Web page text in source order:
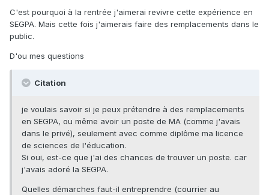
C'est pourquoi à la rentrée j'aimerai revivre cette expérience en
SEGPA. Mais cette fois j'aimerais faire des remplacements dans le
public.
D'ou mes questions
Citation
je voulais savoir si je peux prétendre à des remplacements
en SEGPA, ou même avoir un poste de MA (comme j'avais
dans le privé), seulement avec comme diplôme ma licence
de sciences de l'éducation.
Si oui, est-ce que j'ai des chances de trouver un poste. car
j'avais adoré la SEGPA.
Quelles démarches faut-il entreprendre (courrier au